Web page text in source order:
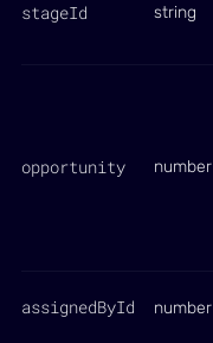
stageId string
opportunity number
assignedById number